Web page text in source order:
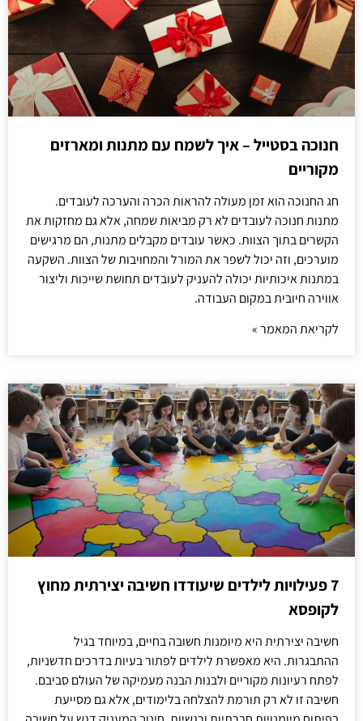
חנוכה בסטייל – איך לשמח עם מתנות ומארזים
מקוריים
חג החנוכה הוא זמן מעולה להראות הכרה והערכה לעובדים.
מתנות חנוכה לעובדים לא רק מביאות שמחה, אלא גם מחזקות את
הקשרים בתוך הצוות. כאשר עובדים מקבלים מתנות, הם מרגישים
מוערכים, וזה יכול לשפר את המורל והמחויבות של הצוות. השקעה
במתנות איכותיות יכולה להעניק לעובדים תחושת שייכות וליצור
אווירה חיובית במקום העבודה.
לקריאת המאמר »
7 פעילויות לילדים שיעודדו חשיבה יצירתית מחוץ
לקופסא
חשיבה יצירתית היא מיומנות חשובה בחיים, במיוחד בגיל
ההתבגרות. היא מאפשרת לילדים לפתור בעיות בדרכים חדשניות,
לפתח רעיונות מקוריים ולבנות הבנה מעמיקה של העולם סביבם.
חשיבה זו לא רק תורמת להצלחה בלימודים, אלא גם מסייעת